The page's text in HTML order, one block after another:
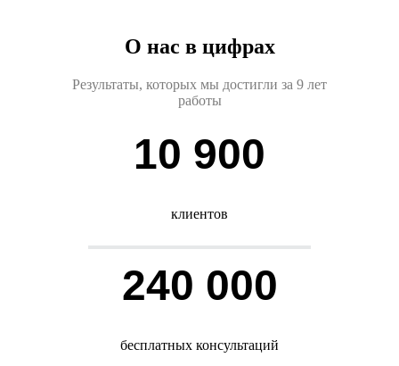
О нас в цифрах
Результаты, которых мы достигли за 9 лет
работы
10 900
клиентов
240 000
бесплатных консультаций